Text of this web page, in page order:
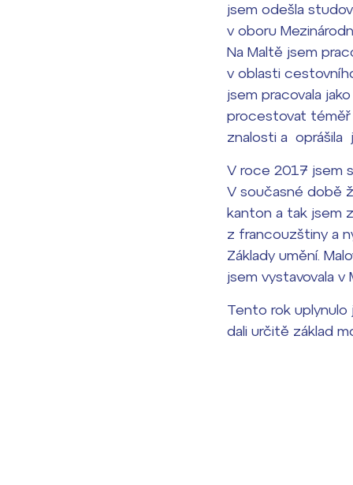
jsem odešla
v oboru
Na Maltě jsem
v oblasti
jsem pracovala
procestovat téměř
znalosti a oprášila
V roce 2017 jsem
V současné době
kanton a tak jsem
z francouzštiny a
Základy umění.
jsem vystavovala v
Tento rok
dali určitě základ